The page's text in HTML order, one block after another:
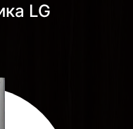
LG